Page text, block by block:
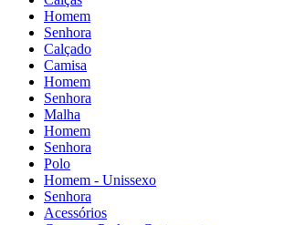
Homem
Senhora
Calçado
Camisa
Homem
Senhora
Malha
Homem
Senhora
Polo
Homem - Unissexo
Senhora
Acessórios